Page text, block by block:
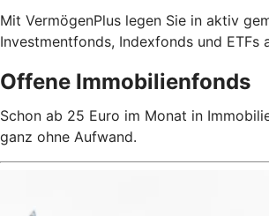
Mit VermögenPlus legen Sie in aktiv
Investmentfonds, Indexfonds und ETFs
Offene Immobilienfonds
Schon ab 25 Euro im Monat in
ganz ohne Aufwand.